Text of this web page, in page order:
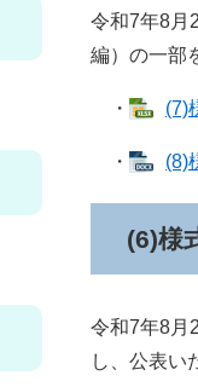
令和7年8月
編）の一部
・ (7)
・ (8)
(6)様
令和7年8月
し、公表い